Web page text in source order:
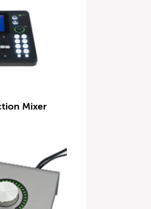
Mixer